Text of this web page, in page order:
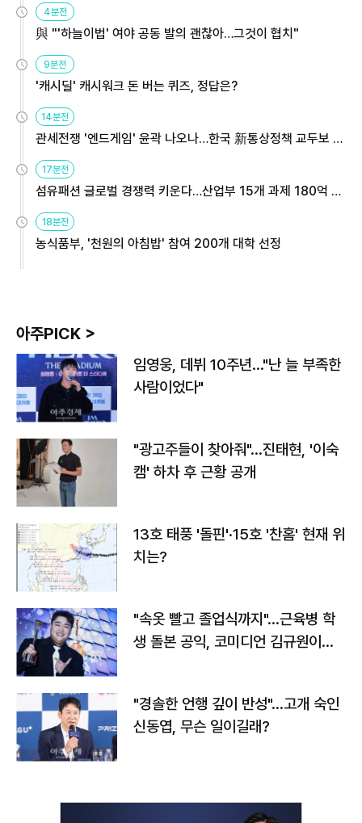
4분전
與 "'하늘이법' 여야 공동 발의 괜찮아…그것이 협치"
9분전
'캐시딜' 캐시워크 돈 버는 퀴즈, 정답은?
14분전
관세전쟁 '엔드게임' 윤곽 나오나…한국 新통상정책 교두보 활
용해야
17분전
섬유패션 글로벌 경쟁력 키운다…산업부 15개 과제 180억 지
원
18분전
농식품부, '천원의 아침밥' 참여 200개 대학 선정
아주PICK >
임영웅, 데뷔 10주년…"난 늘 부족한
사람이었다"
"광고주들이 찾아줘"…진태현, '이숙
캠' 하차 후 근황 공개
13호 태풍 '돌핀'·15호 '찬홈' 현재 위
치는?
"속옷 빨고 졸업식까지"…근육병 학
생 돌본 공익, 코미디언 김규원이었
"경솔한 언행 깊이 반성"…고개 숙인
신동엽, 무슨 일이길래?